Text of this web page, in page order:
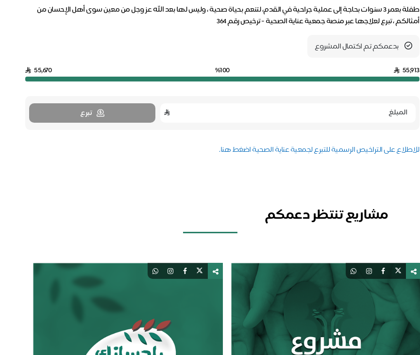
طفلة بعمر 3 سنوات بحاجة إلى عملية جراحية في القدم، لتنعم بحياة صحية ، وليس لها بعد الله عز وجل من معين سوى أهل الإحسان من
أمثالكم ، تبرع لعلاجها عبر منصة جمعية عناية الصحية - ترخيص رقم 364
بدعمكم تم اكتمال المشروع
55,913
%100
55,670
تبرع
للاطلاع على التراخيص الرسمية للتبرع لجمعية عناية الصحية اضغط هنا.
مشاريع تنتظر دعمكم